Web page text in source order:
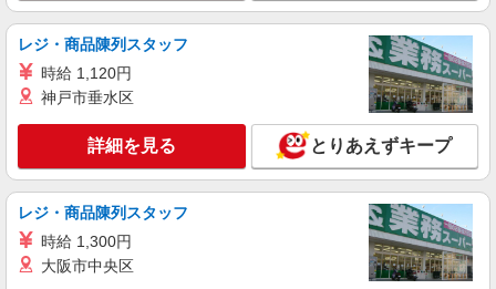
回払い・週払い可能（規程有）★ ゜・。○。・゜
キープ 詳細を見る
派遣社員
株式会社シエロ
【UQモバイル】人気機種に詳しくなれる携帯
販売
時給1400〜1600円（経験・能力による） ※残
業代支給 ★交通費別途支給（規定あり） ゜
+゜・。○。・゜+゜・。○。・゜+゜ 入社祝い金10
有）★ ゜・。○。・゜+゜・。○。・゜+゜
愛知県稲沢市のUQスポット
キープ 詳細を見る
レジ・商品陳列スタッフ
時給 1,120円
神戸市垂水区
詳細を見る とりあえずキープ
レジ・商品陳列スタッフ
時給 1,300円
大阪市中央区